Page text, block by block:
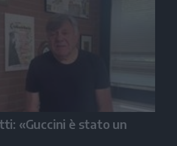
«Guccini è stato un